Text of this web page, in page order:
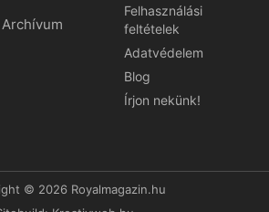
Archívum
Felhasználási
feltételek
Adatvédelem
Blog
Írjon nekünk!
© 2026 Royalmagazin.hu